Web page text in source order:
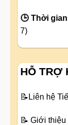
🕒 Thời
7)
HỖ TRỢ
📝 Liên hệ
📝 Giới thiệu